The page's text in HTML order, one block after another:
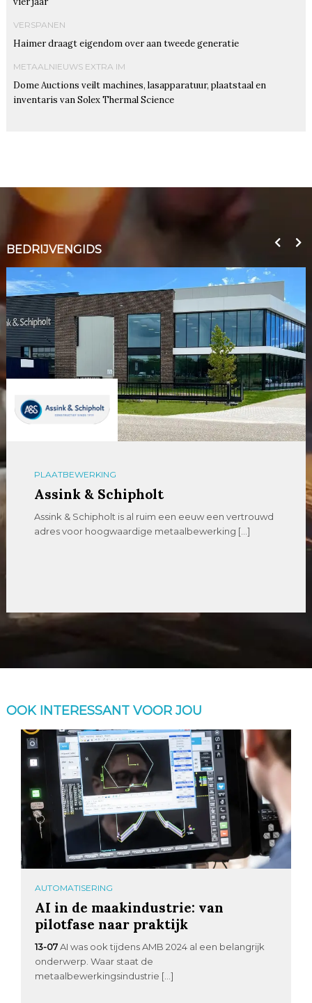
VERSPANEN
Haimer draagt eigendom over aan tweede generatie
METAALNIEUWS EXTRA IM
Dome Auctions veilt machines, lasapparatuur, plaatstaal en
inventaris van Solex Thermal Science
BEDRIJVENGIDS
PLAATBEWERKING
Assink & Schipholt
Assink & Schipholt is al ruim een eeuw een vertrouwd
adres voor hoogwaardige metaalbewerking […]
OOK INTERESSANT VOOR JOU
AUTOMATISERING
AI in de maakindustrie: van
pilotfase naar praktijk
13-07 AI was ook tijdens AMB 2024 al een belangrijk
onderwerp. Waar staat de
metaalbewerkingsindustrie […]